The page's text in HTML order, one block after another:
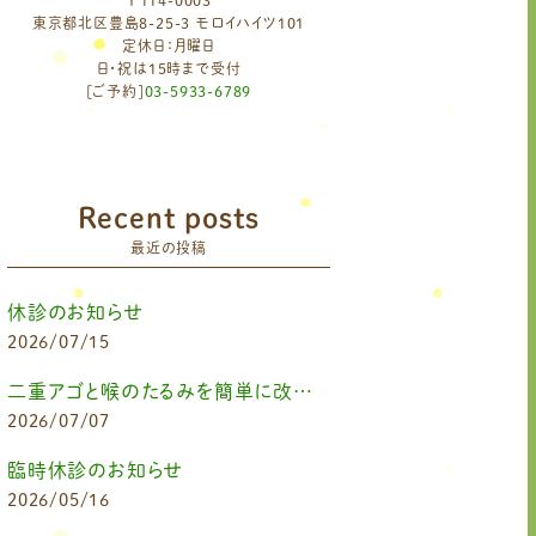
東京都北区豊島8-25-3 モロイハイツ101
定休日：月曜日
日・祝は15時まで受付
[ご予約] 03-5933-6789
Recent posts
最近の投稿
休診のお知らせ
2026/07/15
二重アゴと喉のたるみを簡単に改善したいなら
2026/07/07
臨時休診のお知らせ
2026/05/16